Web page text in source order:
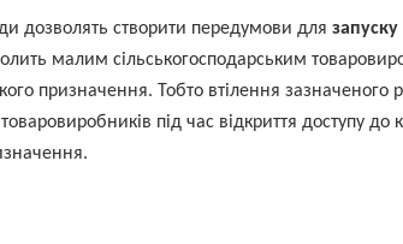
дозволять створити передумови для запуску
малим сільськогосподарським
призначення. Тобто втілення
під час відкриття доступу